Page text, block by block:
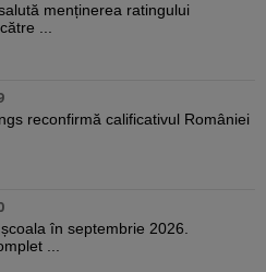
menținerea ratingului
...
reconfirmă calificativul României
în septembrie 2026.
...